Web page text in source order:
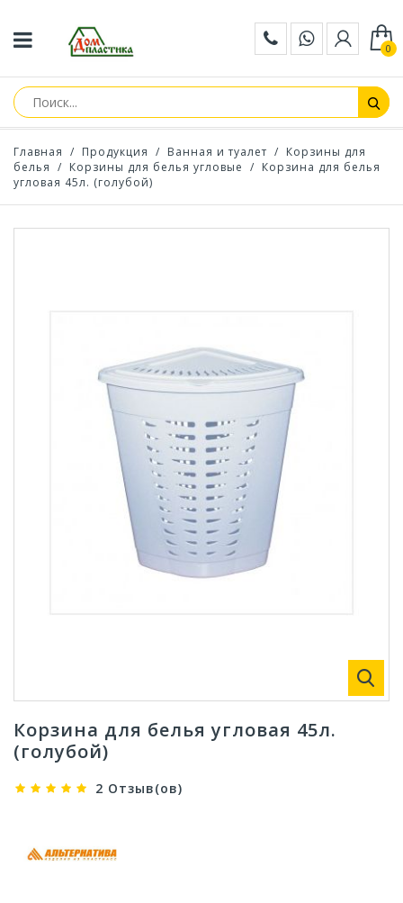
0
Главная / Продукция / Ванная и туалет / Корзины для
белья / Корзины для белья угловые / Корзина для белья
угловая 45л. (голубой)
Корзина для белья угловая 45л.
(голубой)
2 Отзыв(ов)